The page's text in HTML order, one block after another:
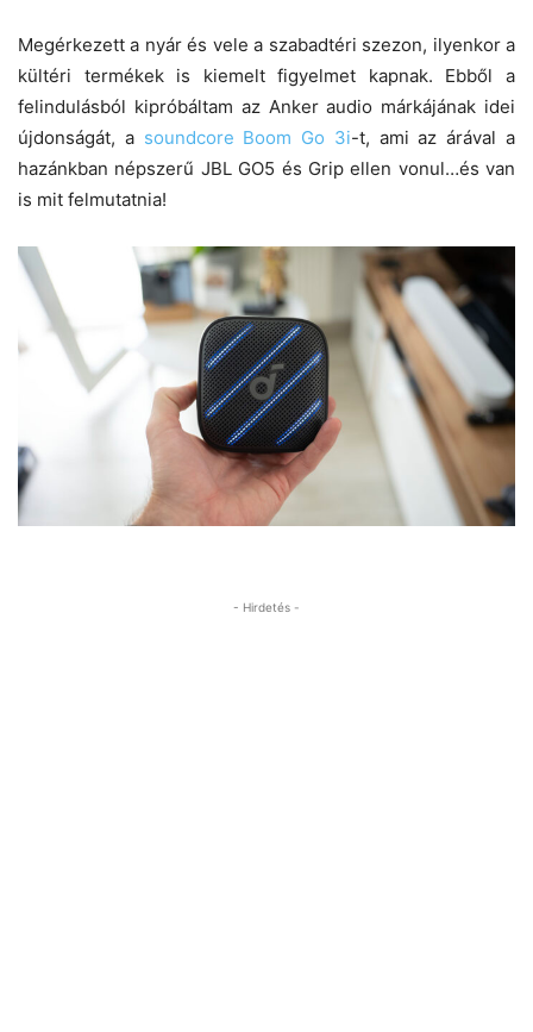
Megérkezett a nyár és vele a szabadtéri szezon, ilyenkor a
kültéri termékek is kiemelt figyelmet kapnak. Ebből a
felindulásból kipróbáltam az Anker audio márkájának idei
újdonságát, a soundcore Boom Go 3i-t, ami az árával a
hazánkban népszerű JBL GO5 és Grip ellen vonul…és van
is mit felmutatnia!
- Hirdetés -